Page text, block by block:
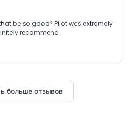
expert , I definitely recommend .
больше отзывов